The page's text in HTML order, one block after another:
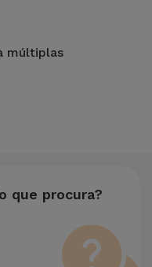
A página também
Dados (29,95 €) caso
múltiplas
ZenPad Nexus 7
técnicas realizadas
que procura?